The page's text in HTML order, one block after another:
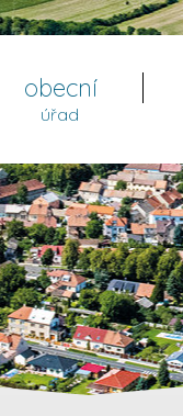
obecní
úřad